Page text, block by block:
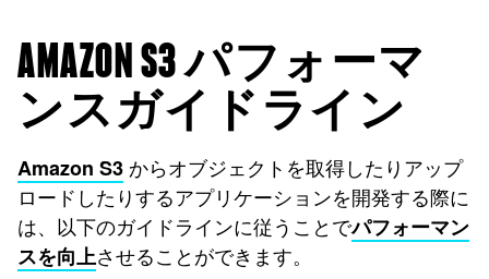
AMAZON S3 パフォーマ
ンスガイドライン
Amazon S3からオブジェクトを取得したりアップ
ロードしたりするアプリケーションを開発する際に
は、以下のガイドラインに従うことでパフォーマン
スを向上させることができます。